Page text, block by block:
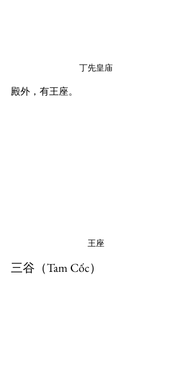
丁先皇庙
殿外，有王座。
王座
三谷（Tam Cốc）